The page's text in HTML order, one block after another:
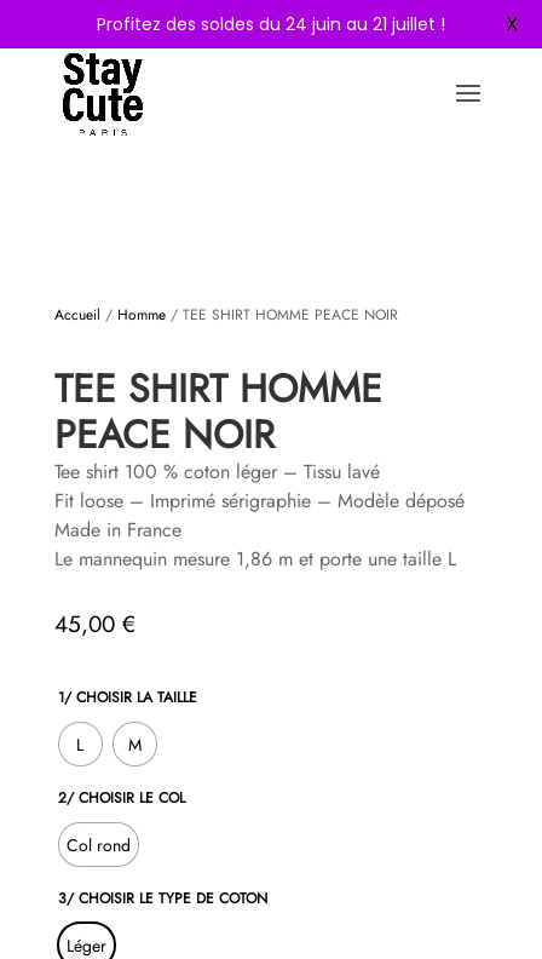
Search Search Button
MON COMPTE ARTICLES 0
Accueil / Homme/ TEE SHIRT HOMME PEACE NOIR
TEE SHIRT HOMME
PEACE NOIR
Tee shirt 100 % coton léger – Tissu lavé
Fit loose – Imprimé sérigraphie – Modèle déposé
Made in France
Le mannequin mesure 1,86 m et porte une taille L
45,00 €
1/ CHOISIR LA TAILLE
L M
2/ CHOISIR LE COL
Col rond
3/ CHOISIR LE TYPE DE COTON
Léger
Profitez des soldes du 24 juin au 21 juillet ! X